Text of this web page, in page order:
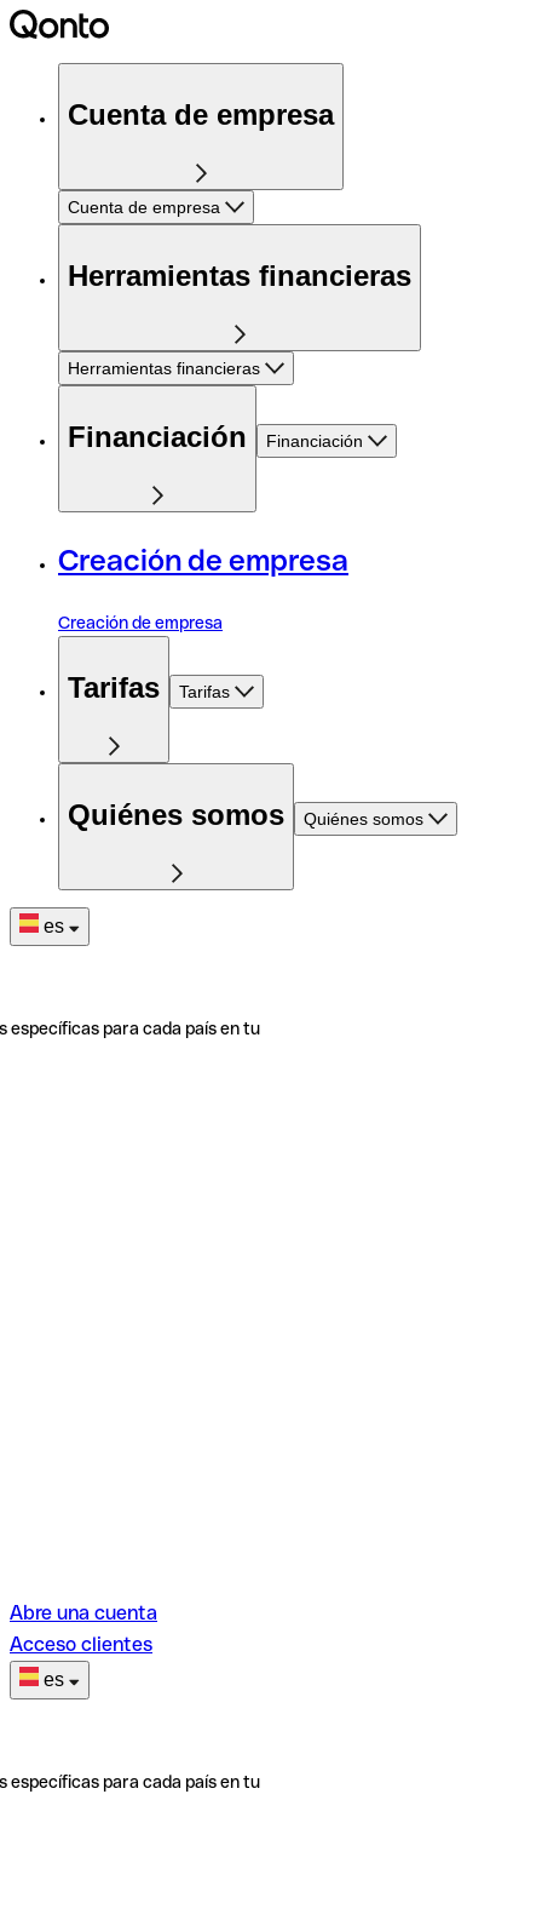
Cuenta de empresa
Cuenta de empresa
Herramientas financieras
Herramientas financieras
Financiación Financiación
Creación de empresa
Creación de empresa
Tarifas Tarifas
Quiénes somos Quiénes somos
es
específicas para cada país en tu
Abre una cuenta
Acceso clientes
es
específicas para cada país en tu